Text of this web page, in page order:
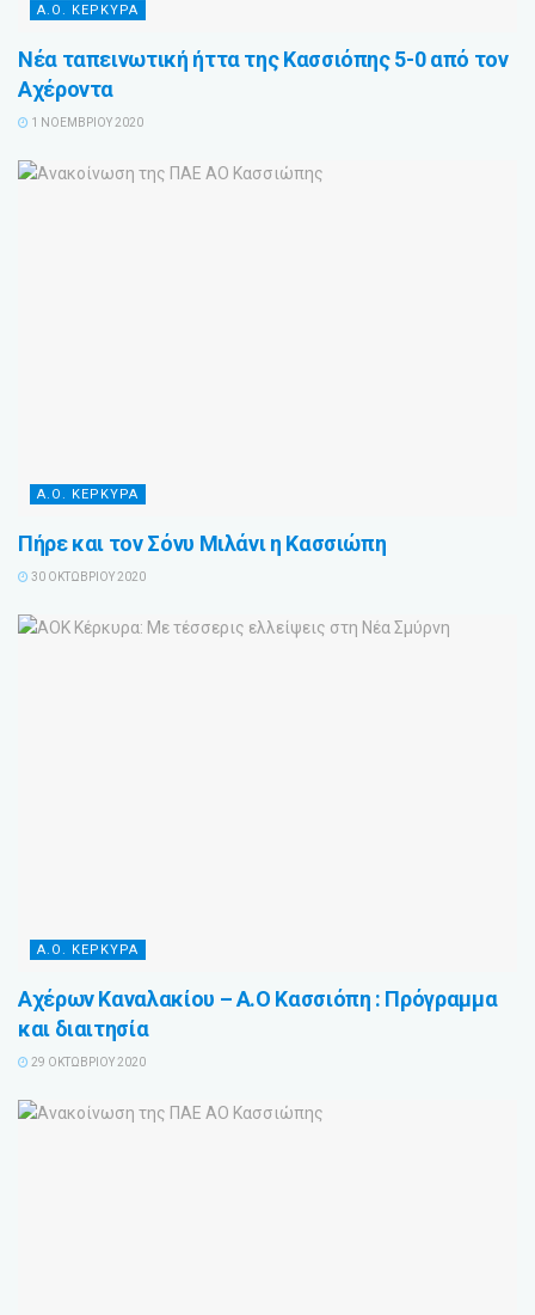
Α.Ο. ΚΕΡΚΥΡΑ
Νέα ταπεινωτική ήττα της Κασσιόπης 5-0 από τον
Αχέροντα
1 ΝΟΕΜΒΡΊΟΥ 2020
Α.Ο. ΚΕΡΚΥΡΑ
Πήρε και τον Σόνυ Μιλάνι η Κασσιώπη
30 ΟΚΤΩΒΡΊΟΥ 2020
Α.Ο. ΚΕΡΚΥΡΑ
Αχέρων Καναλακίου – Α.Ο Κασσιόπη : Πρόγραμμα
και διαιτησία
29 ΟΚΤΩΒΡΊΟΥ 2020